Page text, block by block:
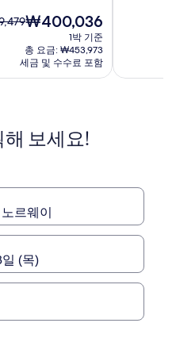
현
요
금
₩400,036
₩400,036
1박 기준
총 요금: ₩453,973
세금 및 수수료 포함
르
(1085)
보세요!
르웨이
(목)